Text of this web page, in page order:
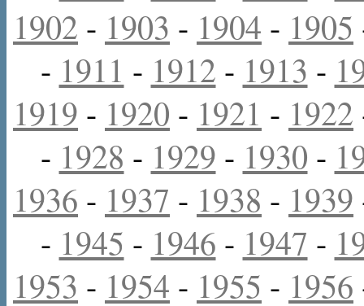
1902 - 1903 - 1904 - 1905
- 1911 - 1912 - 1913 -
1919 - 1920 - 1921 - 1922
- 1928 - 1929 - 1930 -
1936 - 1937 - 1938 - 1939
- 1945 - 1946 - 1947 -
1953 - 1954 - 1955 - 1956